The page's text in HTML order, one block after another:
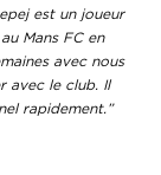
est un joueur
Mans FC en
avec nous
avec le club. Il
rapidement.”